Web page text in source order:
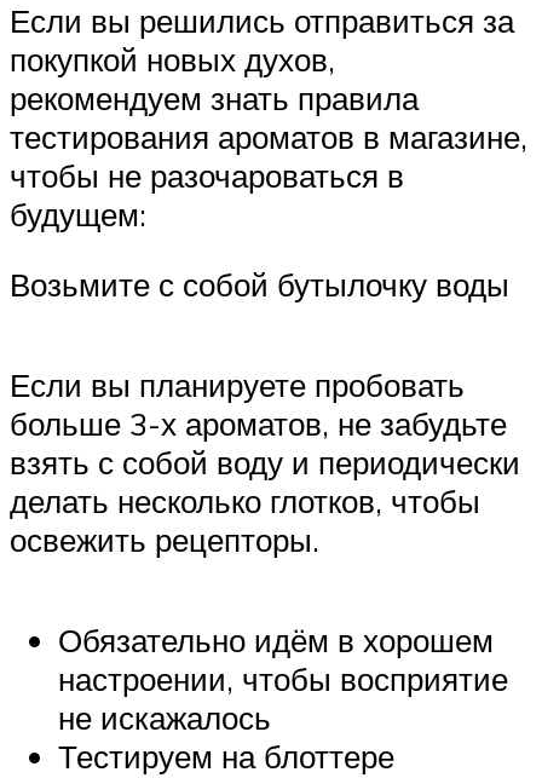
Если вы решились отправиться за
покупкой новых духов,
рекомендуем знать правила
тестирования ароматов в магазине,
чтобы не разочароваться в
будущем:
Возьмите с собой бутылочку воды
Если вы планируете пробовать
больше 3-х ароматов, не забудьте
взять с собой воду и периодически
делать несколько глотков, чтобы
освежить рецепторы.
Обязательно идём в хорошем
настроении, чтобы восприятие
не искажалось
Тестируем на блоттере